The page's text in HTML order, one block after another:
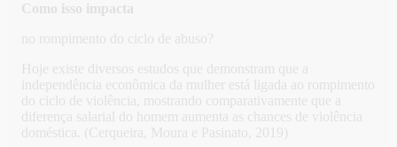
Como isso impacta
no rompimento do ciclo de abuso?
Hoje existe diversos estudos que demonstram que a
independência econômica da mulher está ligada ao rompimento
do ciclo de violência, mostrando comparativamente que a
diferença salarial do homem aumenta as chances de violência
doméstica. (Cerqueira, Moura e Pasinato, 2019)